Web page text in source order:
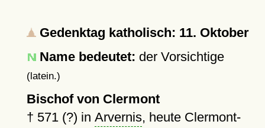
Gedenktag katholisch: 11. Oktober
Name bedeutet: der Vorsichtige
(latein.)
Bischof von Clermont
† 571 (?) in Arvernis, heute Clermont-